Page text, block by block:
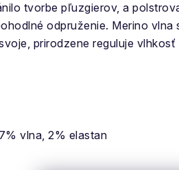
tvorbe pľuzgierov, a
odpruženie. Merino vlna
prirodzene reguluje vlhkosť
vlna, 2% elastan